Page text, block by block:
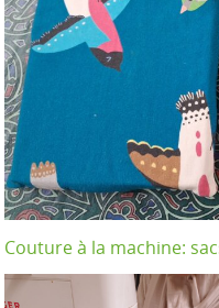
Couture à la machine: